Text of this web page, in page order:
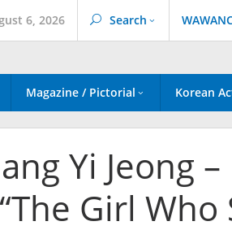
6, 2026 Search
Magazine / Pictorial Korean
Yi Jeong –
Girl Who